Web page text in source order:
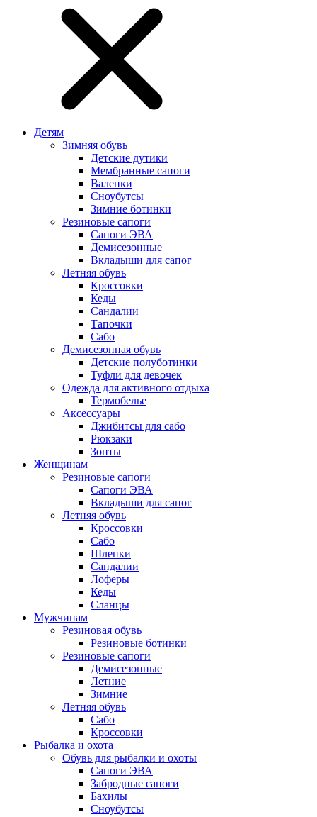
Детям
Зимняя обувь
Детские дутики
Мембранные сапоги
Валенки
Сноубутсы
Зимние ботинки
Резиновые сапоги
Сапоги ЭВА
Демисезонные
Вкладыши для сапог
Летняя обувь
Кроссовки
Кеды
Сандалии
Тапочки
Сабо
Демисезонная обувь
Детские полуботинки
Туфли для девочек
Одежда для активного отдыха
Термобелье
Аксессуары
Джибитсы для сабо
Рюкзаки
Зонты
Женщинам
Резиновые сапоги
Cапоги ЭВА
Вкладыши для сапог
Летняя обувь
Кроссовки
Сабо
Шлепки
Сандалии
Лоферы
Кеды
Сланцы
Мужчинам
Резиновая обувь
Резиновые ботинки
Резиновые сапоги
Демисезонные
Летние
Зимние
Летняя обувь
Сабо
Кроссовки
Рыбалка и охота
Обувь для рыбалки и охоты
Сапоги ЭВА
Забродные сапоги
Бахилы
Сноубутсы